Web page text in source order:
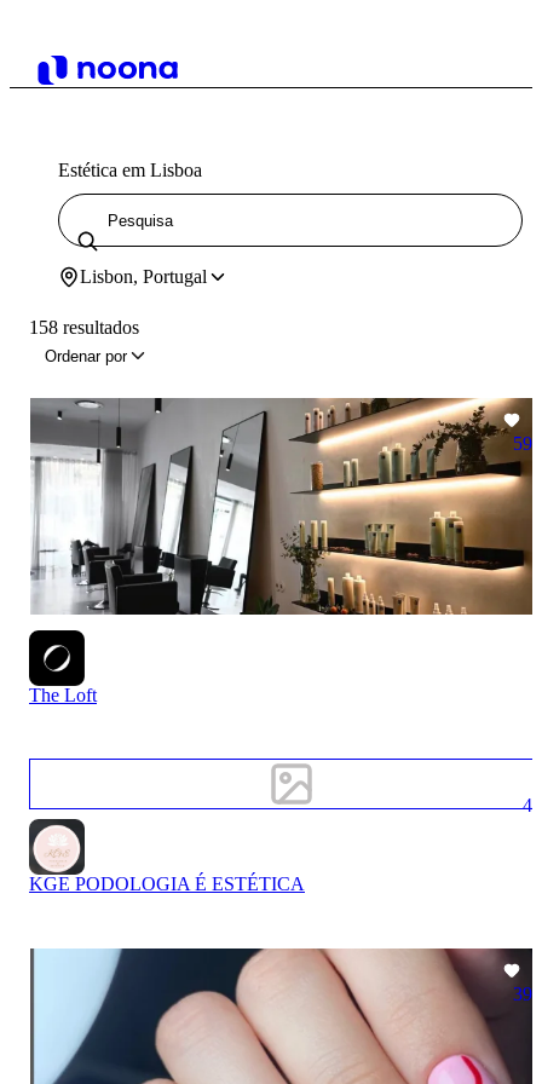
Estética em Lisboa
Lisbon, Portugal
158 resultados
Ordenar por
59
The Loft
4
KGE PODOLOGIA É ESTÉTICA
39